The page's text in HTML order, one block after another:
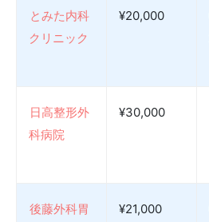
とみた内科
クリニック
¥20,000
日高整形外
科病院
¥30,000
後藤外科胃
¥21,000